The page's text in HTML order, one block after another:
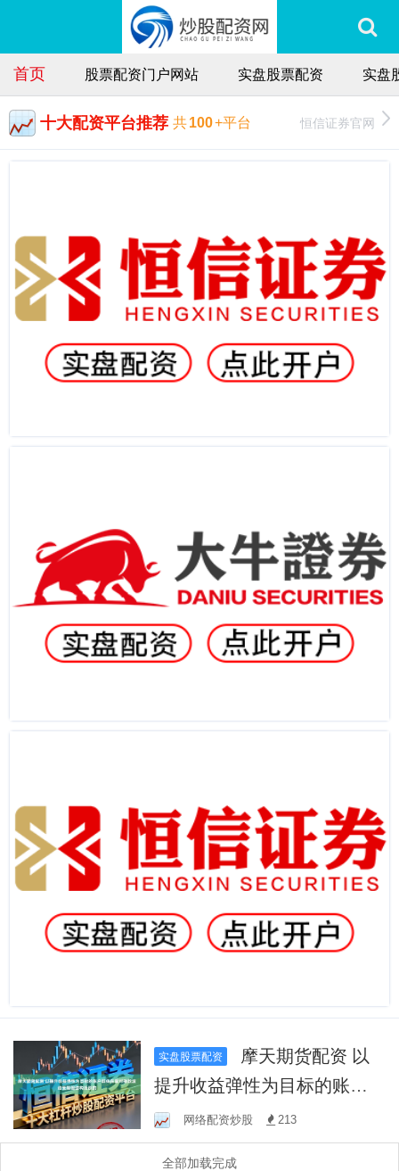
首页 股票配资门户网站 实盘股票配资 实盘
十大配资平台推荐 共100+平台 恒信证券官网
实盘股票配资
提升收益弹性为目标的账户
群体在面对指数波动受限但
结构活跃的
网络配资炒股 213
全部加载完成